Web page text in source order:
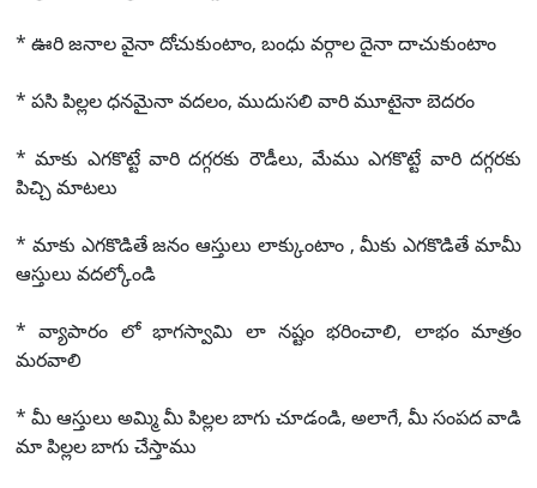
* ఊరి జనాల వైనా దోచుకుంటాం, బంధు వర్గాల దైనా దాచుకుంటాం
* పసి పిల్లల ధనమైనా వదలం, ముదుసలి వారి మూటైనా బెదరం
* మాకు ఎగకొట్టే వారి దగ్గరకు రౌడీలు, మేము ఎగకొట్టే వారి దగ్గరకు
పిచ్చి మాటలు
* మాకు ఎగకొడితే జనం ఆస్తులు లాక్కుంటాం , మీకు ఎగకొడితే మామీ
ఆస్తులు వదల్కోండి
* వ్యాపారం లో భాగస్వామి లా నష్టం భరించాలి, లాభం మాత్రం
మరవాలి
* మీ ఆస్తులు అమ్మి మీ పిల్లల బాగు చూడండి, అలాగే, మీ సంపద వాడి
మా పిల్లల బాగు చేస్తాము